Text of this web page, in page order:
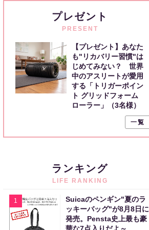
プレゼント
PRESENT
【プレゼント】あなた
も"リカバリー習慣"は
じめてみない？ 世界
中のアスリートが愛用
する「トリガーポイン
ト グリッドフォーム
ローラー」（3名様）
一覧
ランキング
LIFE RANKING
1
Suicaのペンギン"夏のラ
ッキーバッグ"が8月8日に
発売。Pensta史上最も豪